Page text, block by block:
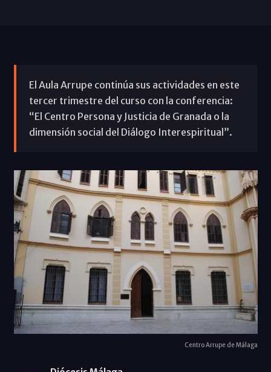
El Aula Arrupe continúa sus actividades en este
tercer trimestre del curso con la conferencia:
“El Centro Persona y Justicia de Granada o la
dimensión social del Diálogo Interespiritual”.
Centro Arrupe de Málaga